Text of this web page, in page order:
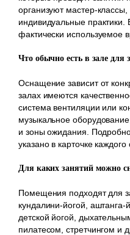
организуют мастер-
индивидуальные практики.
фактически используемое
Что обычно есть в зале для
Оснащение зависит от
залах имеются
система вентиляции или
музыкальное
и зоны ожидания.
указано в карточке каждого
Для каких занятий можно
Помещения подходят для
кундалини-йогой,
детской йогой,
пилатесом, стретчингом и